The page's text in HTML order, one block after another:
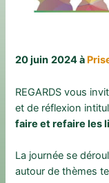
20 juin 2024 à
REGARDS vous
et de réflexion
faire et refaire les
La journée se
autour de thèmes